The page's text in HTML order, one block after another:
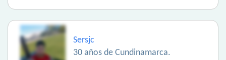
Sersjc
30 años de Cundinamarca.